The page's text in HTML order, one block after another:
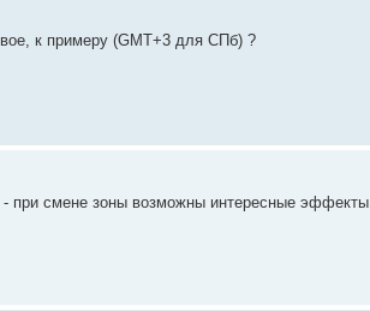
к примеру (GMT+3 для СПб) ?
при смене зоны возможны интересные эффекты.